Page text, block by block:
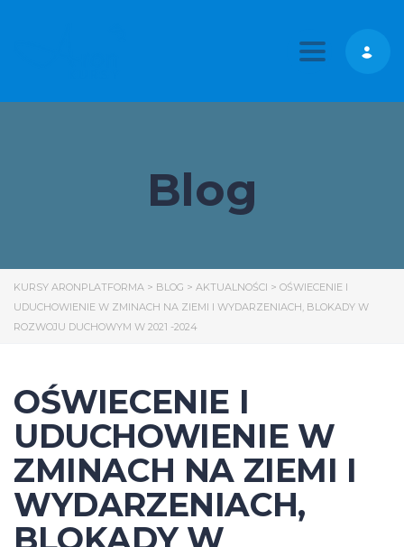
Toggle
Blog
KURSY ARONPLATFORMA > BLOG > AKTUALNOŚCI > OŚWIECENIE I
UDUCHOWIENIE W ZMINACH NA ZIEMI I WYDARZENIACH, BLOKADY W
ROZWOJU DUCHOWYM W 2021 -2024
OŚWIECENIE I
UDUCHOWIENIE W
ZMINACH NA ZIEMI I
WYDARZENIACH,
BLOKADY W